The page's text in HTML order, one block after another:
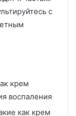
с
крем
воспаления
как крем